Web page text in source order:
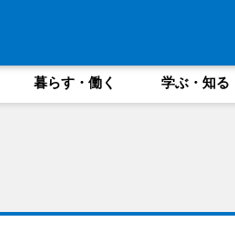
暮らす・働く 学ぶ・知る